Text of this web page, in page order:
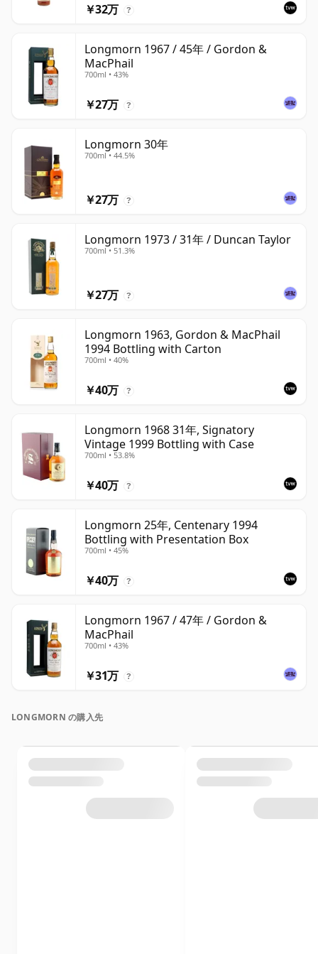
￥32万 ?
Longmorn 1967 / 45年 / Gordon &
MacPhail
700ml • 43%
￥27万 ?
Longmorn 30年
700ml • 44.5%
￥27万 ?
Longmorn 1973 / 31年 / Duncan Taylor
700ml • 51.3%
￥27万 ?
Longmorn 1963, Gordon & MacPhail
1994 Bottling with Carton
700ml • 40%
￥40万 ?
Longmorn 1968 31年, Signatory
Vintage 1999 Bottling with Case
700ml • 53.8%
￥40万 ?
Longmorn 25年, Centenary 1994
Bottling with Presentation Box
700ml • 45%
￥40万 ?
Longmorn 1967 / 47年 / Gordon &
MacPhail
700ml • 43%
￥31万 ?
LONGMORN の購入先